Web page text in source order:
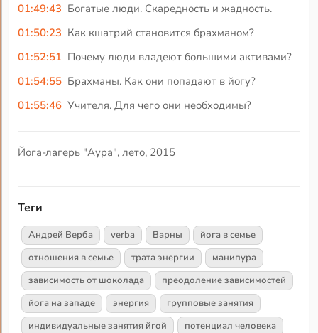
01:49:43 Богатые люди. Скаредность и жадность.
01:50:23 Как кшатрий становится брахманом?
01:52:51 Почему люди владеют большими активами?
01:54:55 Брахманы. Как они попадают в йогу?
01:55:46 Учителя. Для чего они необходимы?
Йога-лагерь "Аура", лето, 2015
Теги
Андрей Верба verba Варны
йога в семье
отношения в семье
трата энергии
манипура
зависимость от шоколада
преодоление зависимостей
йога на западе
энергия
групповые занятия
индивидуальные занятия йгой
потенциал человека